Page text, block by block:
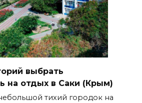
выбрать
на отдых в Саки (Крым)
тихий городок на